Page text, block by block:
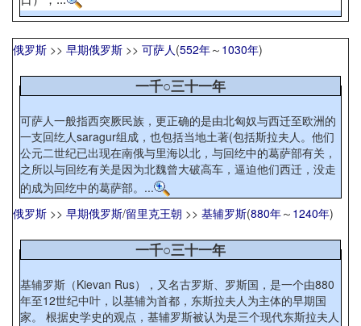
俄罗斯 >> 早期俄罗斯 >> 可萨人(552年～ 1030年)
一千○三十一年
可萨人一般指西突厥民族，更正确的是由北匈奴与西迁至欧洲的
一支回纥人saragur组成，也包括当地土著(包括斯拉夫人。他们
公元二世纪已出现在南俄与里海以北，与回纥中的葛萨部有关，
之所以与回纥有关是因为北魏曾大破高车，逼迫他们西迁，没走
的成为回纥中的葛萨部。...
俄罗斯 >> 早期俄罗斯/留里克王朝 >> 基辅罗斯(880年～ 1240年)
一千○三十一年
基辅罗斯（Kievan Rus），又名古罗斯、罗斯国，是一个由880
年至12世纪中叶，以基辅为首都，东斯拉夫人为主体的早期国
家。 根据史学史的观点，基辅罗斯被认为是三个现代东斯拉夫人